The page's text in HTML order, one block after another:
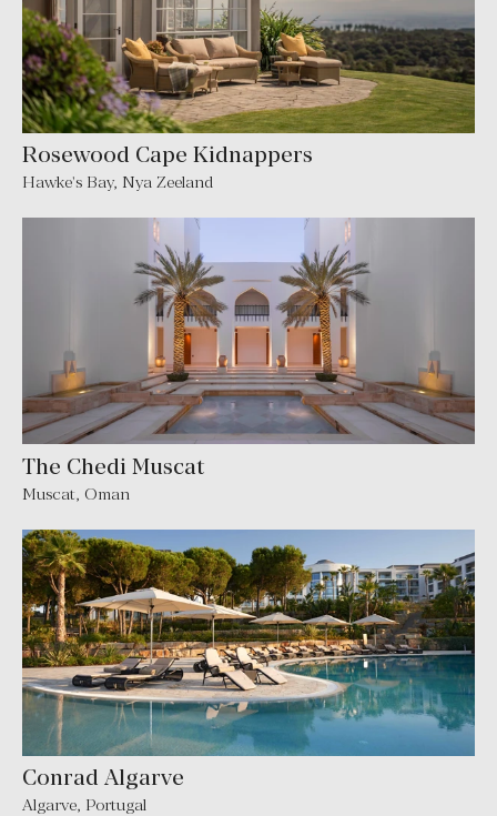
Rosewood Cape Kidnappers
Hawke's Bay, Nya Zeeland
The Chedi Muscat
Muscat, Oman
Conrad Algarve
Algarve, Portugal